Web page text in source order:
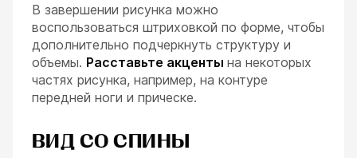
В завершении рисунка можно
воспользоваться штриховкой по форме, чтобы
дополнительно подчеркнуть структуру и
объемы. Расставьте акценты на некоторых
частях рисунка, например, на контуре
передней ноги и прическе.
ВИД СО СПИНЫ